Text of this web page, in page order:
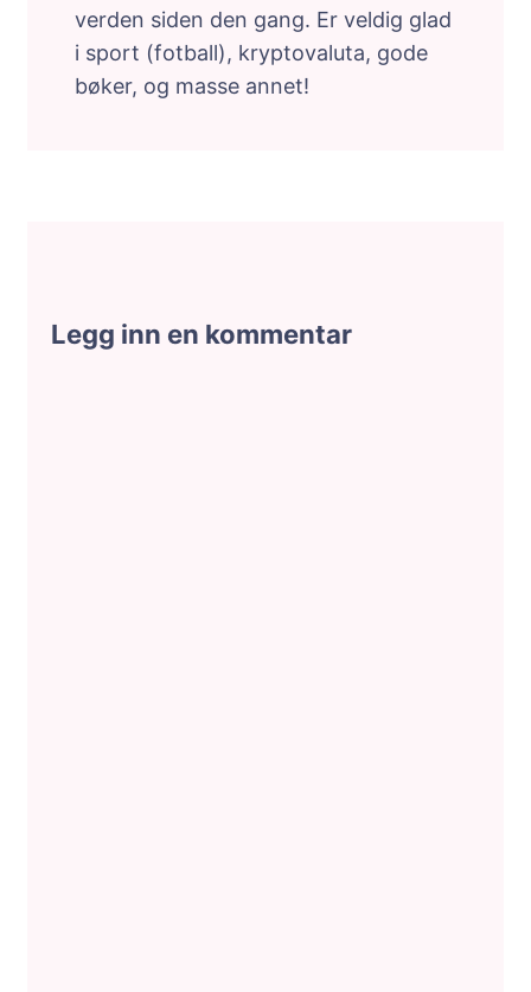
verden siden den gang. Er veldig glad
i sport (fotball), kryptovaluta, gode
bøker, og masse annet!
Legg inn en kommentar